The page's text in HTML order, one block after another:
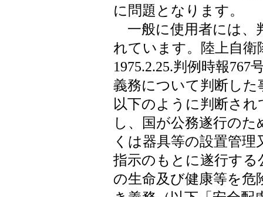
に問題となります。
一般に使用者には、
れています。陸上自衛
1975.2.25.判例時報
義務について判断し
以下のように判断さ
し、国が公務遂行の
くは器具等の設置管
指示のもとに遂行す
の生命及び健康等を